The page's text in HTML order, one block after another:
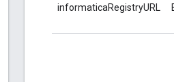
informaticaRegistryURL